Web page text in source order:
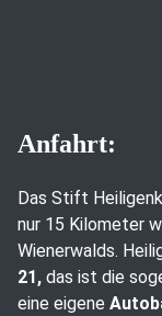
Anfahrt:
Das Stift
nur 15 Kilometer
Wienerwalds.
21, das ist die
eine eigene